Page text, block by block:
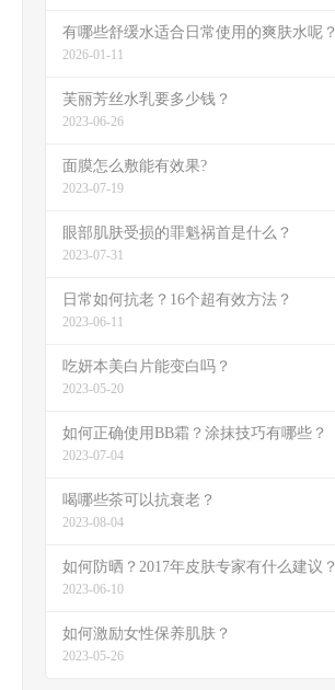
有哪些舒缓水适合日常使用的爽肤水呢？
2026-01-11
芙丽芳丝水乳要多少钱？
2023-06-26
面膜怎么敷能有效果?
2023-07-19
眼部肌肤受损的罪魁祸首是什么？
2023-07-31
日常如何抗老？16个超有效方法？
2023-06-11
吃妍本美白片能变白吗？
2023-05-20
如何正确使用BB霜？涂抹技巧有哪些？
2023-07-04
喝哪些茶可以抗衰老？
2023-08-04
如何防晒？2017年皮肤专家有什么建议？
2023-06-10
如何激励女性保养肌肤？
2023-05-26